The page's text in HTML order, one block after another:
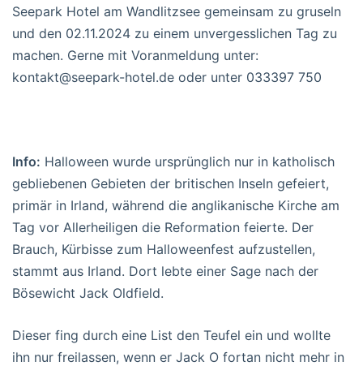
Seepark Hotel am Wandlitzsee gemeinsam zu gruseln
und den 02.11.2024 zu einem unvergesslichen Tag zu
machen. Gerne mit Voranmeldung unter:
kontakt@seepark-hotel.de oder unter 033397 750
Info: Halloween wurde ursprünglich nur in katholisch
gebliebenen Gebieten der britischen Inseln gefeiert,
primär in Irland, während die anglikanische Kirche am
Tag vor Allerheiligen die Reformation feierte. Der
Brauch, Kürbisse zum Halloweenfest aufzustellen,
stammt aus Irland. Dort lebte einer Sage nach der
Bösewicht Jack Oldfield.
Dieser fing durch eine List den Teufel ein und wollte
ihn nur freilassen, wenn er Jack O fortan nicht mehr in